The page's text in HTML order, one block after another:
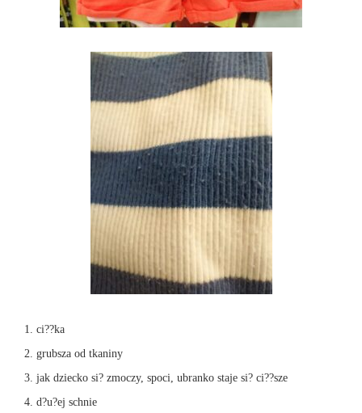
ci??ka
grubsza od tkaniny
jak dziecko si? zmoczy, spoci, ubranko staje si? ci??sze
d?u?ej schnie